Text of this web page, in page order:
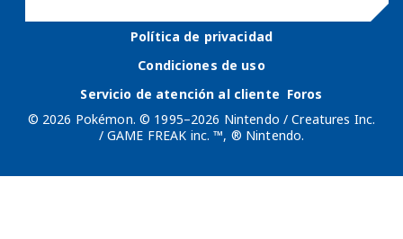
Política de privacidad
Condiciones de uso
Servicio de atención al cliente Foros
© 2026 Pokémon. © 1995–2026 Nintendo / Creatures Inc.
/ GAME FREAK inc. ™, ® Nintendo.